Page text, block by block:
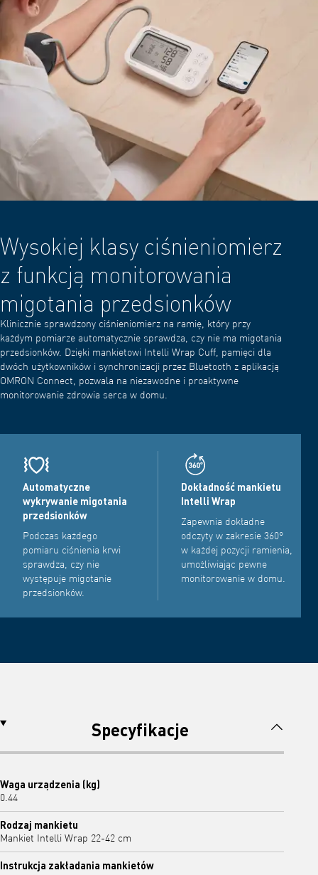
Wysokiej klasy ciśnieniomierz
z funkcją monitorowania
migotania przedsionków
Klinicznie sprawdzony ciśnieniomierz na ramię, który przy
każdym pomiarze automatycznie sprawdza, czy nie ma migotania
przedsionków. Dzięki mankietowi Intelli Wrap Cuff, pamięci dla
dwóch użytkowników i synchronizacji przez Bluetooth z aplikacją
OMRON Connect, pozwala na niezawodne i proaktywne
monitorowanie zdrowia serca w domu.
Automatyczne
wykrywanie migotania
przedsionków
Podczas każdego
pomiaru ciśnienia krwi
sprawdza, czy nie
występuje migotanie
przedsionków.
Dokładność mankietu
Intelli Wrap
Zapewnia dokładne
odczyty w zakresie 360°
w każdej pozycji ramienia,
umożliwiając pewne
monitorowanie w domu.
Specyfikacje
Waga urządzenia (kg)
0.44
Rodzaj mankietu
Mankiet Intelli Wrap 22-42 cm
Instrukcja zakładania mankietów